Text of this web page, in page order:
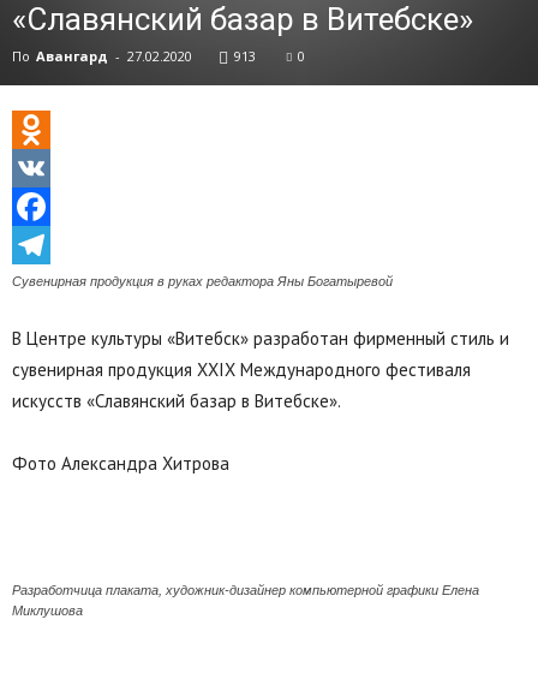
«Славянский базар в Витебске»
По Авангард - 27.02.2020 913 0
Odnoklassniki
VK
Facebook
Telegram
Сувенирная продукция в руках редактора Яны Богатыревой
В Центре культуры «Витебск» разработан фирменный стиль и
сувенирная продукция XXIX Международного фестиваля
искусств «Славянский базар в Витебске».
Фото Александра Хитрова
Разработчица плаката, художник-дизайнер компьютерной графики Елена
Миклушова